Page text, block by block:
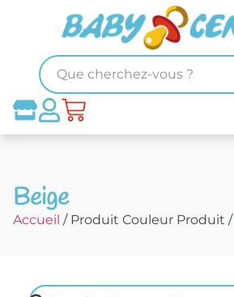
Beige
Accueil / Produit Couleur Produit /